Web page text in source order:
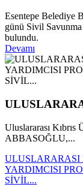
Esentepe Belediye
günü Sivil Savunma
bulundu.
Devamı
Uluslararası Kıbrıs
ABBASOĞLU,...
ULUSLARARASI
YARDIMCISI
SİVİL...